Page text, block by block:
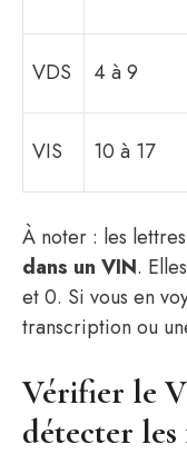
VDS 4 à 9
VIS 10 à 17
À noter : les
dans un VIN.
et 0. Si vous en
transcription ou
Vérifier le
détecter les